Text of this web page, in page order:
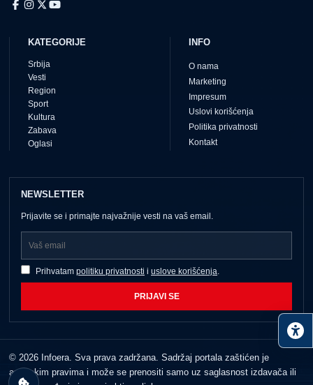
KATEGORIJE
Srbija
Vesti
Region
Sport
Kultura
Zabava
Oglasi
INFO
O nama
Marketing
Impresum
Uslovi korišćenja
Politika privatnosti
Kontakt
NEWSLETTER
Prijavite se i primajte najvažnije vesti na vaš email.
Prihvatam politiku privatnosti i uslove korišćenja.
PRIJAVI SE
© 2026 Infoera. Sva prava zadržana. Sadržaj portala zaštićen je
autorskim pravima i može se prenositi samo uz saglasnost izdavača ili